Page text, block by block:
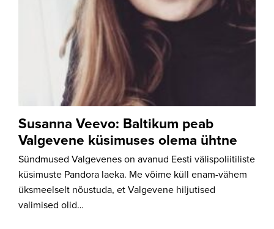
Susanna Veevo: Baltikum peab
Valgevene küsimuses olema ühtne
Sündmused Valgevenes on avanud Eesti välispoliitiliste
küsimuste Pandora laeka. Me võime küll enam-vähem
üksmeelselt nõustuda, et Valgevene hiljutised
valimised olid…